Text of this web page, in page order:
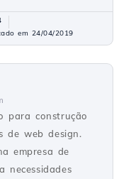
em 24/04/2019
para construção
de web design.
empresa de
necessidades